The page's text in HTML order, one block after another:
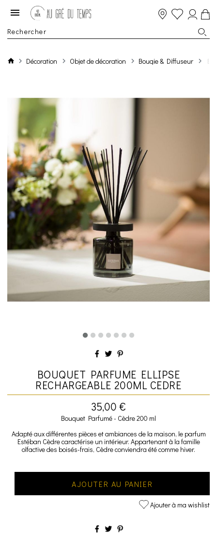
Décoration Objet de décoration Bougie & Diffuseur
BOUQUET PARFUME ELLIPSE
RECHARGEABLE 200ML CEDRE
35,00 €
Bouquet Parfumé - Cèdre 200 ml
Adapté aux différentes pièces et ambiances de la maison, le parfum
Estéban Cèdre caractérise un intérieur. Appartenant à la famille
olfactive des boisés-frais, Cèdre conviendra été comme hiver.
AJOUTER AU PANIER
Ajouter à ma wishlist